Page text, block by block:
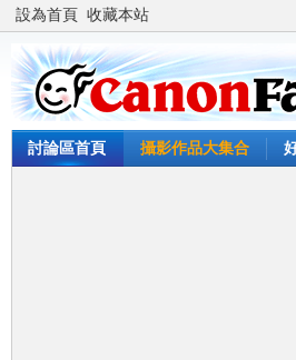
設為首頁 收藏本站
討論區首頁 攝影作品大集合